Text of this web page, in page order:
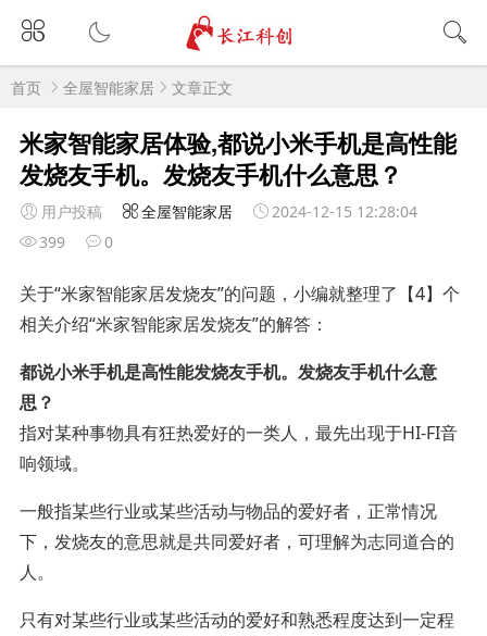
首页 全屋智能家居 文章正文
米家智能家居体验,都说小米手机是高性能
发烧友手机。发烧友手机什么意思？
用户投稿 全屋智能家居
2024-12-15 12:28:04
399
0
关于“米家智能家居发烧友”的问题，小编就整理了【4】个
相关介绍“米家智能家居发烧友”的解答：
都说小米手机是高性能发烧友手机。发烧友手机什么意
思？
指对某种事物具有狂热爱好的一类人，最先出现于HI-FI音
响领域。
一般指某些行业或某些活动与物品的爱好者，正常情况
下，发烧友的意思就是共同爱好者，可理解为志同道合的
人。
只有对某些行业或某些活动的爱好和熟悉程度达到一定程